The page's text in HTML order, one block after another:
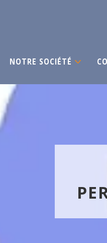
NOTRE SOCIÉTÉ